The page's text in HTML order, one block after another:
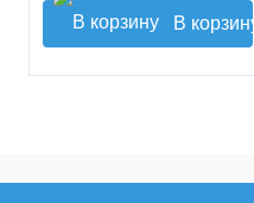
В корзину